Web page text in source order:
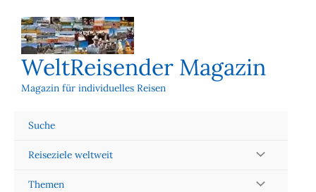
Inhalt
springen
WeltReisender Magazin
Magazin für individuelles Reisen
Suche
Reiseziele weltweit
Themen